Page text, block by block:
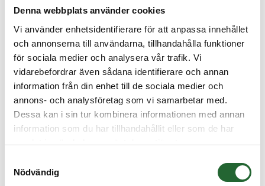
Denna webbplats använder cookies
Vi använder enhetsidentifierare för att anpassa innehållet
och annonserna till användarna, tillhandahålla funktioner
för sociala medier och analysera vår trafik. Vi
vidarebefordrar även sådana identifierare och annan
information från din enhet till de sociala medier och
annons- och analysföretag som vi samarbetar med.
Dessa kan i sin tur kombinera informationen med annan
information som du har tillhandahållit eller som de har
samlat in när du har använt deras tjänster.
Nödvändig
BESKRIVNING
Flänslagerhus Ø30 UCFL206 EKONOMI
Axelhål:30mm
Skruvhål CC:117mm
Total längd:80mm
Total höjd: 40,2mm
Skillnad i mått från SKF: